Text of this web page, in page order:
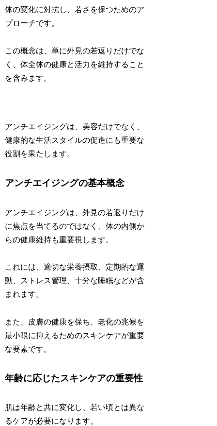
体の変化に対抗し、若さを保つためのア
プローチです。
この概念は、単に外見の若返りだけでな
く、体全体の健康と活力を維持すること
を含みます。
アンチエイジングは、美容だけでなく、
健康的な生活スタイルの促進にも重要な
役割を果たします。
アンチエイジングの基本概念
アンチエイジングは、外見の若返りだけ
に焦点を当てるのではなく、体の内側か
らの健康維持も重要視します。
これには、適切な栄養摂取、定期的な運
動、ストレス管理、十分な睡眠などが含
まれます。
また、皮膚の健康を保ち、老化の兆候を
最小限に抑えるためのスキンケアが重要
な要素です。
年齢に応じたスキンケアの重要性
肌は年齢と共に変化し、若い頃とは異な
るケアが必要になります。